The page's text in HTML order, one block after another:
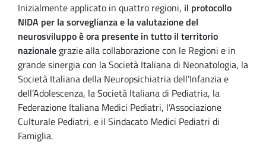
Inizialmente applicato in quattro regioni, il protocollo
NIDA per la sorveglianza e la valutazione del
neurosviluppo è ora presente in tutto il territorio
nazionale grazie alla collaborazione con le Regioni e in
grande sinergia con la Società Italiana di Neonatologia, la
Società Italiana della Neuropsichiatria dell’Infanzia e
dell’Adolescenza, la Società Italiana di Pediatria, la
Federazione Italiana Medici Pediatri, l’Associazione
Culturale Pediatri, e il Sindacato Medici Pediatri di
Famiglia.